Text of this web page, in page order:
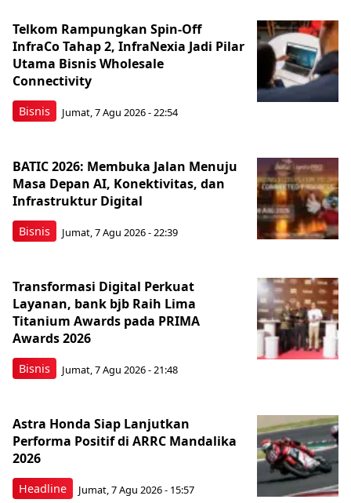
Bisnis
Telkom Rampungkan Spin-Off
InfraCo Tahap 2, InfraNexia Jadi Pilar
Utama Bisnis Wholesale
Connectivity
Jumat, 7 Agu 2026 - 22:54
Bisnis
BATIC 2026: Membuka Jalan Menuju
Masa Depan AI, Konektivitas, dan
Infrastruktur Digital
Jumat, 7 Agu 2026 - 22:39
Bisnis
Transformasi Digital Perkuat
Layanan, bank bjb Raih Lima
Titanium Awards pada PRIMA
Awards 2026
Jumat, 7 Agu 2026 - 21:48
Headline
Astra Honda Siap Lanjutkan
Performa Positif di ARRC Mandalika
2026
Jumat, 7 Agu 2026 - 15:57